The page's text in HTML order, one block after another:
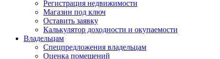
Регистрация недвижимости
Магазин под ключ
Оставить заявку
Калькулятор доходности и окупаемости
Владельцам
Спецпредложения владельцам
Оценка помещений